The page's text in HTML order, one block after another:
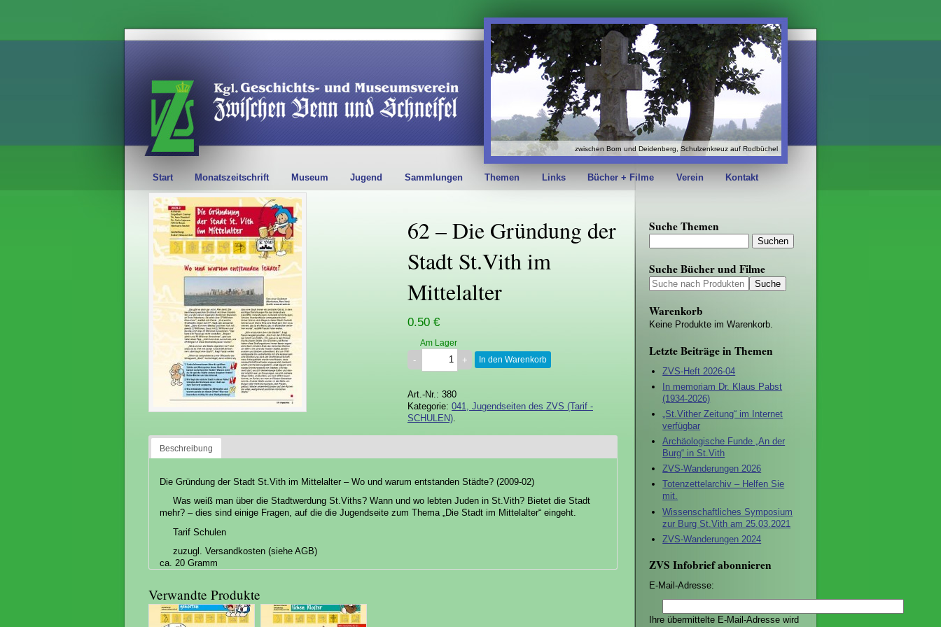
zwischen Born und Deidenberg, Schulzenkreuz auf Rodbüchel
Start Monatszeitschrift Museum Jugend Sammlungen Themen Links Bücher + Filme Verein Kontakt
62 – Die Gründung der
Stadt St.Vith im
Mittelalter
0.50 €
Am Lager
In den Warenkorb
Art.-Nr.: 380
Kategorie: 041, Jugendseiten des ZVS (Tarif -
SCHULEN)
Beschreibung
Die Gründung der Stadt St.Vith im Mittelalter – Wo und warum entstanden Städte? (2009-02)
Was weiß man über die Stadtwerdung St.Viths? Wann und wo lebten Juden in St.Vith? Bietet die Stadt
mehr? – dies sind einige Fragen, auf die die Jugendseite zum Thema „Die Stadt im Mittelalter“ eingeht.
Tarif Schulen
zuzugl. Versandkosten (siehe AGB)
ca. 20 Gramm
Verwandte Produkte
Suche Themen
Suche Bücher und Filme
Warenkorb
Keine Produkte im Warenkorb.
Letzte Beiträge in Themen
ZVS-Heft 2026-04
In memoriam Dr. Klaus Pabst
(1934-2026)
„St.Vither Zeitung“ im Internet
verfügbar
Archäologische Funde „An der
Burg“ in St.Vith
ZVS-Wanderungen 2026
Totenzettelarchiv – Helfen Sie
mit.
Wissenschaftliches Symposium
zur Burg St.Vith am 25.03.2021
ZVS-Wanderungen 2024
ZVS Infobrief abonnieren
E-Mail-Adresse:
Ihre übermittelte E-Mail-Adresse wird